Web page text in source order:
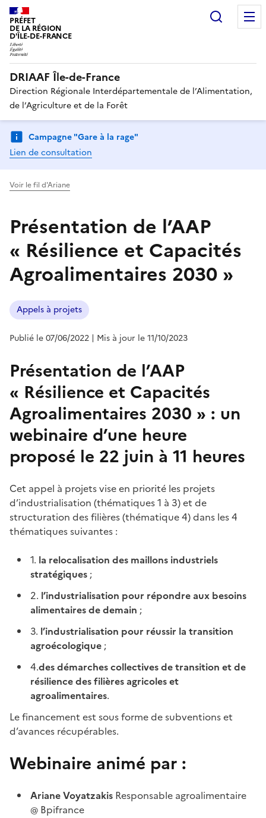
PRÉFET
DE LA RÉGION
D'ÎLE-DE-FRANCE
DRIAAF Île-de-France
Direction Régionale Interdépartementale de l’Alimentation,
de l’Agriculture et de la Forêt
Campagne "Gare à la rage"
Lien de consultation
Voir le fil d'Ariane
Présentation de l’AAP
« Résilience et Capacités
Agroalimentaires 2030 »
Appels à projets
Publié le 07/06/2022 | Mis à jour le 11/10/2023
Présentation de l’AAP
« Résilience et Capacités
Agroalimentaires 2030 » : un
webinaire d’une heure
proposé le 22 juin à 11 heures
Cet appel à projets vise en priorité les projets
d’industrialisation (thématiques 1 à 3) et de
structuration des filières (thématique 4) dans les 4
thématiques suivantes :
1. la relocalisation des maillons industriels
stratégiques ;
2. l’industrialisation pour répondre aux besoins
alimentaires de demain ;
3. l’industrialisation pour réussir la transition
agroécologique ;
4.des démarches collectives de transition et de
résilience des filières agricoles et
agroalimentaires.
Le financement est sous forme de subventions et
d’avances récupérables.
Webinaire animé par :
Ariane Voyatzakis Responsable agroalimentaire
@ Bpifrance